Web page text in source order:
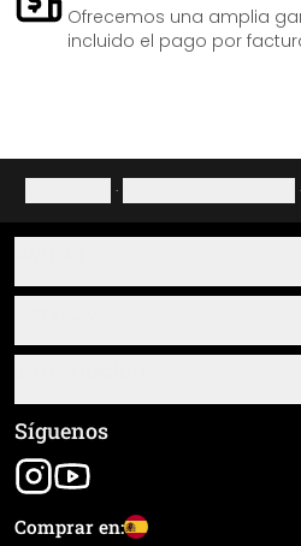
Ofrecemos una amplia
incluido el pago por
· ·
Sobre nosotros
Resumen de materiales
Seguimiento de envío
Términos y condiciones
Aviso legal
Síguenos
Comprar en: